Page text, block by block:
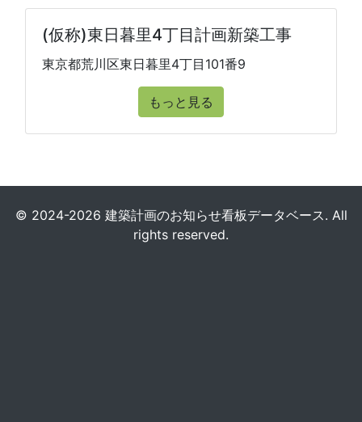
(仮称)東日暮里4丁目計画新築工事
東京都荒川区東日暮里4丁目101番9
もっと見る
© 2024-2026 建築計画のお知らせ看板データベース. All
rights reserved.